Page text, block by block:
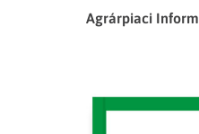
Agrárpiaci